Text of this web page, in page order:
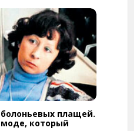
плащей.
моде, который